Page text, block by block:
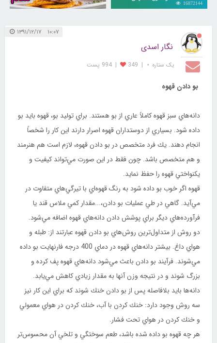
16872144
30250759
۱۰:۰۷ ۱۳۹۱/۱۲/۱۷
نگار اسدی
یک ستاره ⋆ |
349
| 994 پست
بو دادن قهوه
دانه‌هاي سبز قهوه كاملاً عاري از بو هستند. براي توليد بو، قهوه بايد بو
داده شود. بسياري از دوستداران قهوه اصرار دارند اين كار را شخصاً
انجام دهند. يك فرد متخصص در بو دادن قهوه، لازم است هم هنرمند
و هم متخصص باشد. چون فقط در اين صورت مي‌تواند كيفيت و
يكنواختي قهوه را حفظ نمايد.
قهوه اگر خوب بو داده شود به رنگ قهوه‌اي با تيرگي‌هاي متفاوت در
مي‌آيد. گاهي در طي عمليات بو دادن،...مقدار كمي ملاس قند يا
فرآورده‌هاي ديگر براي پوشش دادن دانه‌هاي قهوه اضافه مي‌شود.
دو روش از متداول‌ترين روش‌هاي بو دادن قهوه عبارتند از: طبله و
هواي داغ. بيشتر دانه‌هاي قهوه در دماي 400 درجه فارنهايت بو داده
مي‌شوند. فرآيند بو دادن باعث مي‌شود دانه‌هاي قهوه پف كرده و
بزرگ شوند و در نتيجه وزن آنها به مقدار زيادي كاهش مي‌يابد.
دانه‌ها بايد بلافاصله پس از بو دادن خنك شوند كه براي اين كار نيز
سه روش وجود دارد: خنك كردن با آب، خنك كردن در هواي معمولي
و خنك كردن در هواي تحت فشار.
هر چه قهوه بو داده شده باشد، طعم سوختگي و تلخي آن محسوس‌تر